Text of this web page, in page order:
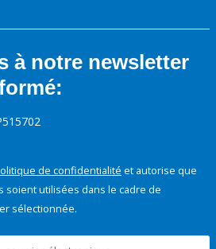
à notre newsletter
de confidentialité et autorise que
utilisées dans le cadre de
sélectionnée.